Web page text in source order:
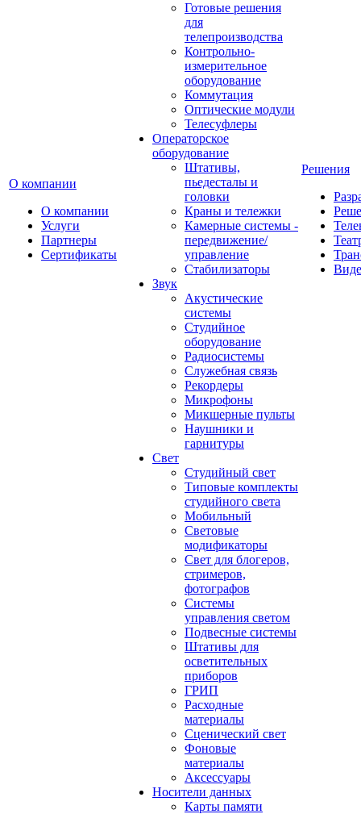
О компании
О компании
Услуги
Партнеры
Сертификаты
Готовые решения
для
телепроизводства
Контрольно-
измерительное
оборудование
Коммутация
Оптические модули
Телесуфлеры
Операторское
оборудование
Штативы,
пьедесталы и
головки
Краны и тележки
Камерные системы -
передвижение/
управление
Стабилизаторы
Звук
Акустические
системы
Студийное
оборудование
Радиосистемы
Служебная связь
Рекордеры
Микрофоны
Микшерные пульты
Наушники и
гарнитуры
Свет
Студийный свет
Типовые комплекты
студийного света
Мобильный
Световые
модификаторы
Свет для блогеров,
стримеров,
фотографов
Системы
управления светом
Подвесные системы
Штативы для
осветительных
приборов
ГРИП
Расходные
материалы
Сценический свет
Фоновые
материалы
Аксессуары
Носители данных
Карты памяти
Решения